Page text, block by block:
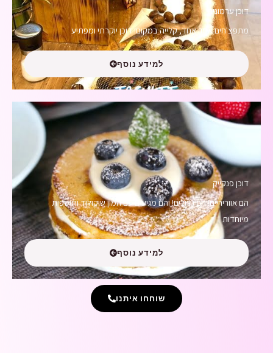
דוכן ערמונים
מתפצ'חים אחד אחד, קלייה במקום! דוכן יוקרתי ומפתיע
למידע נוסף
דוכן פנקייק
הם אווריריים! הם גדולים! והם מגיעים עם המון שוקולוד ותוספות
מיוחדות
למידע נוסף
שוחחו איתנו